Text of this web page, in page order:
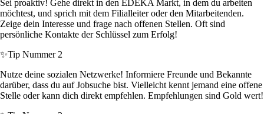
Sei proaktiv! Gehe direkt in den EDEKA Markt, in dem du arbeiten
möchtest, und sprich mit dem Filialleiter oder den Mitarbeitenden.
Zeige dein Interesse und frage nach offenen Stellen. Oft sind
persönliche Kontakte der Schlüssel zum Erfolg!
✨Tip Nummer 2
Nutze deine sozialen Netzwerke! Informiere Freunde und Bekannte
darüber, dass du auf Jobsuche bist. Vielleicht kennt jemand eine offene
Stelle oder kann dich direkt empfehlen. Empfehlungen sind Gold wert!